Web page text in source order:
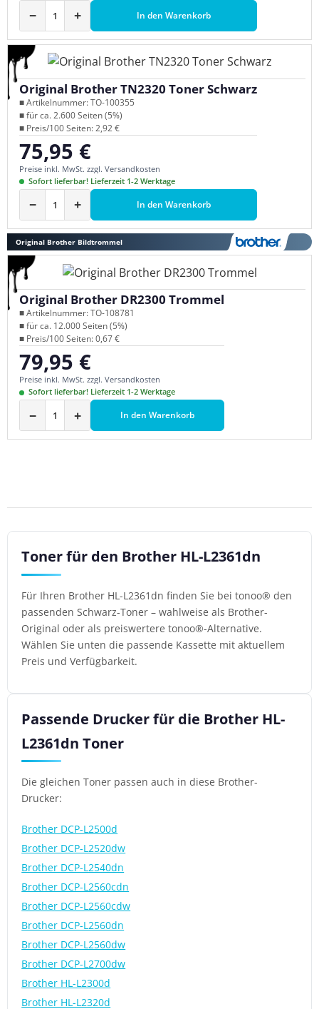
− + In den Warenkorb
Original Brother TN2320 Toner Schwarz
■ Artikelnummer: TO-100355
■ für ca. 2.600 Seiten (5%)
■ Preis/100 Seiten: 2,92 €
Regulärer Preis:
75,95 €
Preise inkl. MwSt. zzgl. Versandkosten
Sofort lieferbar! Lieferzeit 1-2 Werktage
− + In den Warenkorb
Original Brother Bildtrommel
Original Brother DR2300 Trommel
■ Artikelnummer: TO-108781
■ für ca. 12.000 Seiten (5%)
■ Preis/100 Seiten: 0,67 €
Regulärer Preis:
79,95 €
Preise inkl. MwSt. zzgl. Versandkosten
Sofort lieferbar! Lieferzeit 1-2 Werktage
− + In den Warenkorb
Toner für den Brother HL-L2361dn
Für Ihren Brother HL-L2361dn finden Sie bei tonoo® den
passenden Schwarz-Toner – wahlweise als Brother-
Original oder als preiswertere tonoo®-Alternative.
Wählen Sie unten die passende Kassette mit aktuellem
Preis und Verfügbarkeit.
Passende Drucker für die Brother HL-
L2361dn Toner
Die gleichen Toner passen auch in diese Brother-
Drucker:
Brother DCP-L2500d
Brother DCP-L2520dw
Brother DCP-L2540dn
Brother DCP-L2560cdn
Brother DCP-L2560cdw
Brother DCP-L2560dn
Brother DCP-L2560dw
Brother DCP-L2700dw
Brother HL-L2300d
Brother HL-L2320d